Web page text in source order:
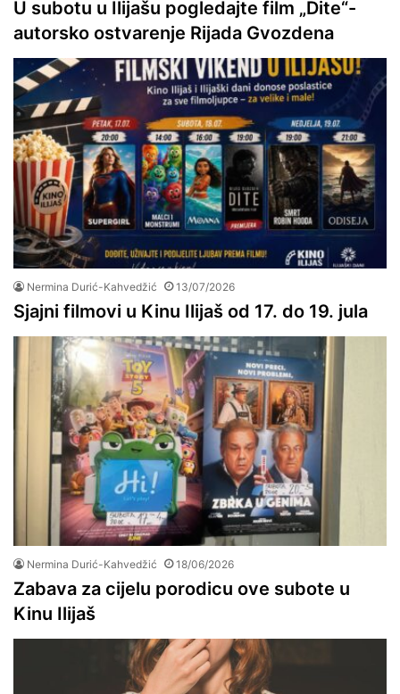
U subotu u Ilijašu pogledajte film „Dite“-
autorsko ostvarenje Rijada Gvozdena
Nermina Durić-Kahvedžić 13/07/2026
Sjajni filmovi u Kinu Ilijaš od 17. do 19. jula
Nermina Durić-Kahvedžić 18/06/2026
Zabava za cijelu porodicu ove subote u
Kinu Ilijaš